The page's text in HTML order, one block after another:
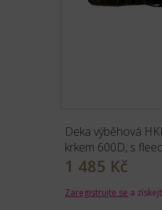
Deka výběhová
krkem 600D, s
1 485 Kč
Zaregistrujte se a